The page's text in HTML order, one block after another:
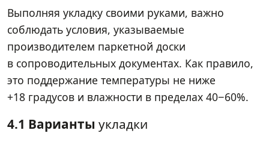
Выполняя укладку своими руками, важно
соблюдать условия, указываемые
производителем паркетной доски
в сопроводительных документах. Как правило,
это поддержание температуры не ниже
+18 градусов и влажности в пределах 40−60%.
4.1 Варианты укладки